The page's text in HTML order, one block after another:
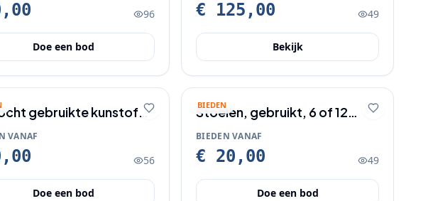
96
Doe een bod
€ 125,00 49
Bekijk
gebruikte kunstof
VANAF
56
Doe een bod
BIEDEN
Stoelen, gebruikt, 6 of 12
stuks, sommige met schade
aan de rugleuning
BIEDEN VANAF
€ 20,00 49
Doe een bod